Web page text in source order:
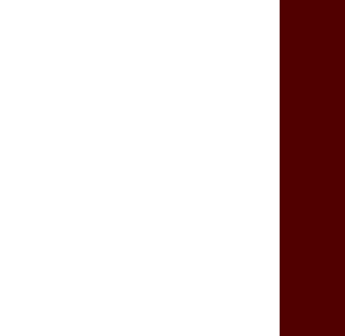
y el alto a la guerra contra el CIPOG-EZ